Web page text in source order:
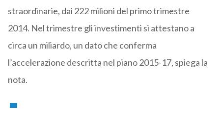
straordinarie, dai 222 milioni del primo trimestre
2014. Nel trimestre gli investimenti si attestano a
circa un miliardo, un dato che conferma
l’accelerazione descritta nel piano 2015-17, spiega la
nota.